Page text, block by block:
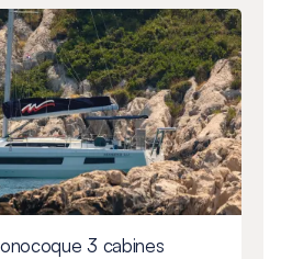
3 cabines